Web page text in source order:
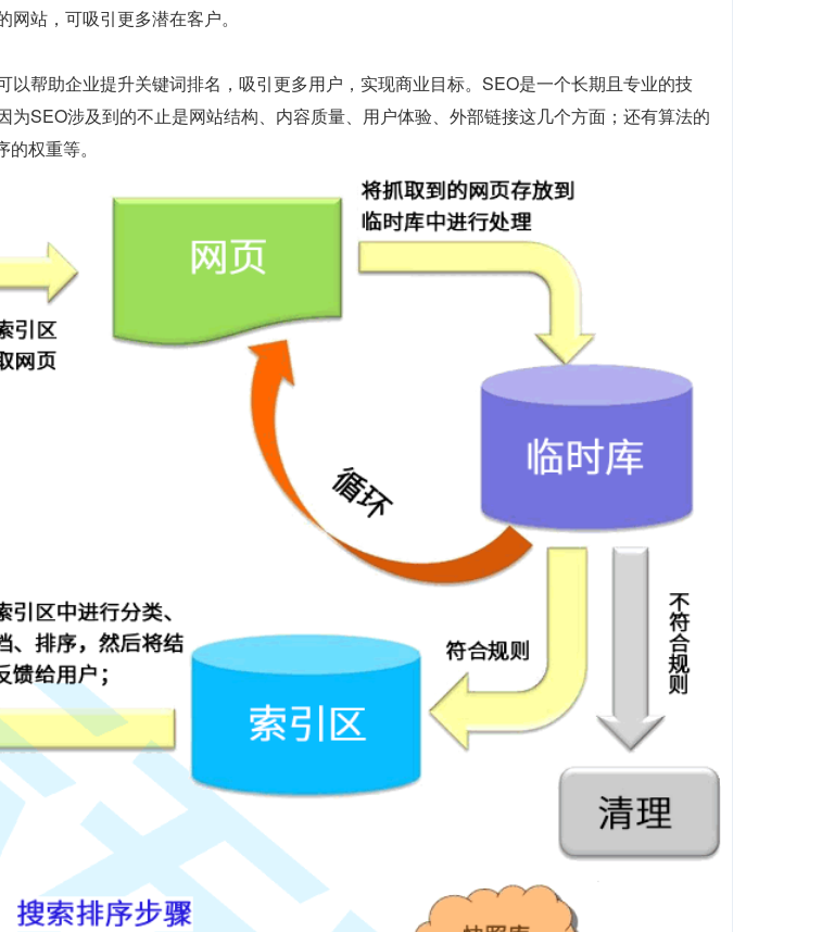
站，可吸引更多潜在客户。
以帮助企业提升关键词排名，吸引更多用户，实现商业目标。SEO是一个长期且专业的技
为SEO涉及到的不止是网站结构、内容质量、用户体验、外部链接这几个方面；还有算法的
权重等。